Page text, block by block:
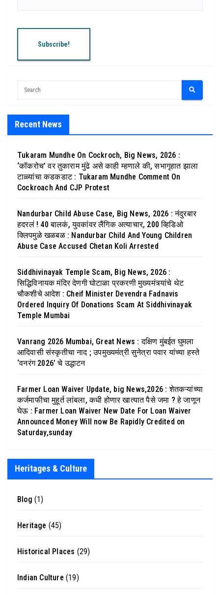
Recent News
Tukaram Mundhe On Cockroch, Big News, 2026 :
‘कॉकरोच’ वर तुकाराम मुंढे असे काही म्हणाले की, सभागृहात झाला
टाळ्यांचा कडकडाट : Tukaram Mundhe Comment On
Cockroach And CJP Protest
Nandurbar Child Abuse Case, Big News, 2026 : नंदुरबार
हदरलं ! 40 बालकं, युवकांवर लैंगिक अत्याचार, 200 व्हिडिओ
क्लिपमुळे खळबळ : Nandurbar Child And Young Children
Abuse Case Accused Chetan Koli Arrested
Siddhivinayak Temple Scam, Big News, 2026 :
सिद्धिविनायक मंदिर देणगी घोटाळा प्रकरणी मुख्यमंत्र्यांचे थेट
चौकशीचे आदेश : Cheif Minister Devendra Fadnavis
Ordered Inquiry Of Donations Scam At Siddhivinayak
Temple Mumbai
Vanrang 2026 Mumbai, Great News : दक्षिण मुंबईत घुमला
आदिवासी संस्कृतीचा नाद ; उपमुख्यमंत्री सुनेत्रा पवार यांच्या हस्ते
‘वनरंग 2026’ चे उद्धाटन
Farmer Loan Waiver Update, big News,2026 : शेतकऱ्यांच्या
कर्जमाफीचा मुहूर्त लांबला, कधी होणार खात्यात पैसे जमा ? हे जाणून
घेऊ : Farmer Loan Waiver New Date For Loan Waiver
Announced Money Will now Be Rapidly Credited on
Saturday,sunday
Heritages & Culture
Blog (1)
Heritage (45)
Historical Places (29)
Indian Culture (19)